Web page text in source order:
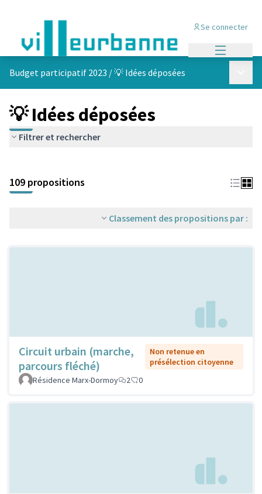
Se connecter
Budget participatif 2023 /💡 Idées déposées
💡 Idées déposées
Filtrer et rechercher
+
−
109 propositions
Classement des propositions par :
Circuit urbain (marche,
parcours fléché)
Non retenue en
présélection citoyenne
Résidence Marx-Dormoy
2 0